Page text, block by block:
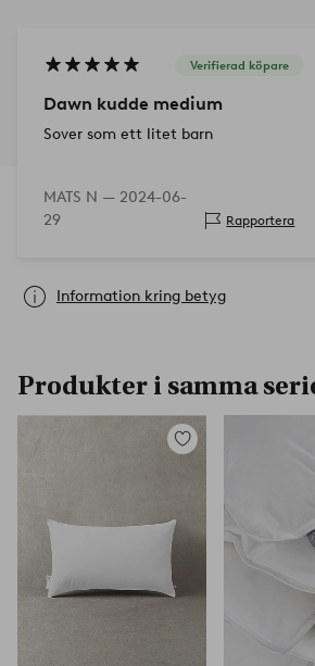
Verifierad köpare
Dawn kudde medium
Sover som ett litet barn
MATS N — 2024-06-
29
Rapportera
Information kring betyg
Produkter i samma
Lägg